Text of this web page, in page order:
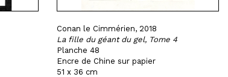
Conan le Cimmérien, 2018
La fille du géant du gel, Tome 4
Planche 48
Encre de Chine sur papier
51 x 36 cm